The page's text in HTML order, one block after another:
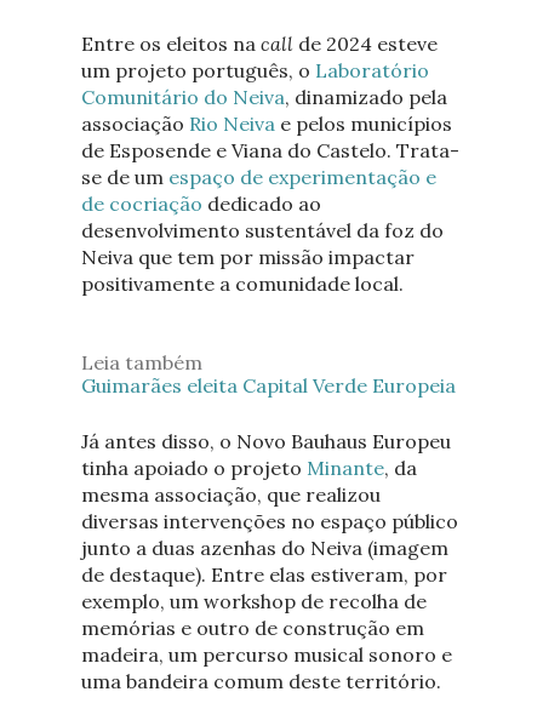
Entre os eleitos na callde 2024 esteve
um projeto português, o Laboratório
Comunitário do Neiva, dinamizado pela
associação Rio Neivae pelos municípios
de Esposende e Viana do Castelo. Trata-
se de um espaço de experimentação e
de cocriação dedicado ao
desenvolvimento sustentável da foz do
Neiva que tem por missão impactar
positivamente a comunidade local.
Leia também
Guimarães eleita Capital Verde Europeia
Já antes disso, o Novo Bauhaus Europeu
tinha apoiado o projeto Minante, da
mesma associação, que realizou
diversas intervenções no espaço público
junto a duas azenhas do Neiva (imagem
de destaque). Entre elas estiveram, por
exemplo, um workshop de recolha de
memórias e outro de construção em
madeira, um percurso musical sonoro e
uma bandeira comum deste território.